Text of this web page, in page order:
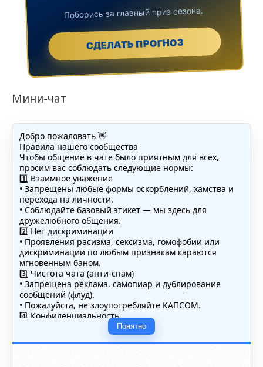
Поборись за главный приз сезона.
СДЕЛАТЬ ПРОГНОЗ
Мини-чат
Добро пожаловать 👋
Правила нашего сообщества
Чтобы общение в чате было приятным для всех,
просим вас соблюдать следующие нормы:
1️⃣ Взаимное уважение
• Запрещены любые формы оскорблений, хамства и
перехода на личности.
• Соблюдайте базовый этикет — мы здесь для
дружелюбного общения.
2️⃣ Нет дискриминации
• Проявления расизма, сексизма, гомофобии или
дискриминации по любым признакам караются
мгновенным баном.
3️⃣ Чистота чата (анти-спам)
• Запрещена реклама, самопиар и дублирование
сообщений (флуд).
• Пожалуйста, не злоупотребляйте КАПСОМ.
4️⃣ Конфиденциальность
• Не публикуйте личные данные — свои или чужие
(телефоны, адреса, документы).
5️⃣ Уместность контента
Понятно